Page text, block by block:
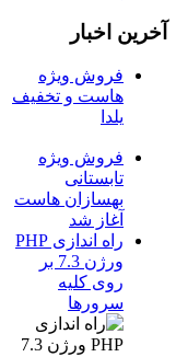
آخرین اخبار
فروش ویژه
هاست و تخفیف
یلدا
فروش ویژه
تابستانی
بهسازان هاست
آغاز شد
راه اندازی PHP
ورژن 7.3 بر
روی کلیه
سرورها